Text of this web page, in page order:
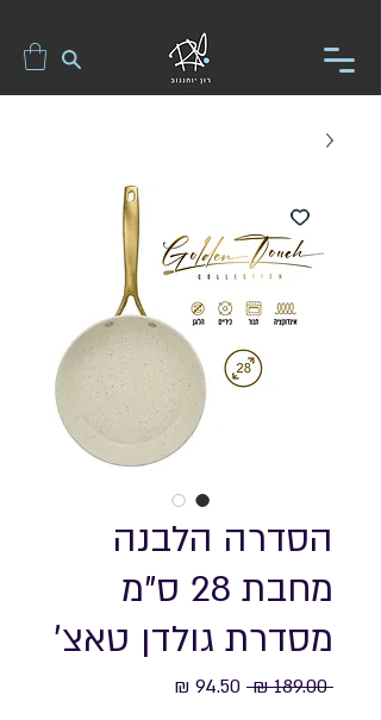
הסדרה הלבנה
מחבת 28 ס"מ
מסדרת גולדן טאצ׳
‏189.00 ‏₪
מחיר